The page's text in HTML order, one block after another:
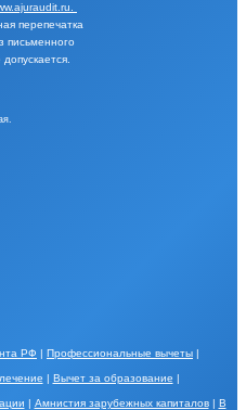
перепечатка
письменного
РФ | Профессиональные вычеты |
| Вычет за образование |
| Амнистия зарубежных капиталов| В